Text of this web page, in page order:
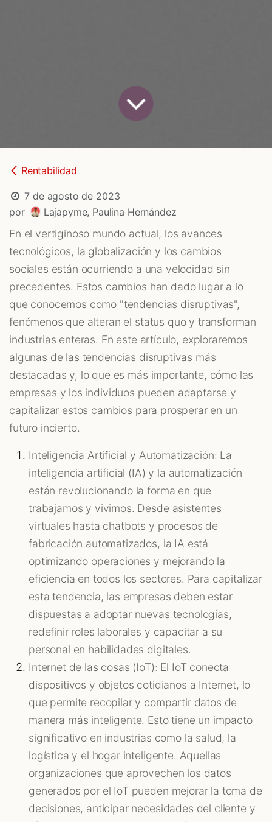
Rentabilidad
7 de agosto de 2023
por
Lajapyme, Paulina Hernández
En el vertiginoso mundo actual, los avances
tecnológicos, la globalización y los cambios
sociales están ocurriendo a una velocidad sin
precedentes. Estos cambios han dado lugar a lo
que conocemos como "tendencias disruptivas",
fenómenos que alteran el status quo y transforman
industrias enteras. En este artículo, exploraremos
algunas de las tendencias disruptivas más
destacadas y, lo que es más importante, cómo las
empresas y los individuos pueden adaptarse y
capitalizar estos cambios para prosperar en un
futuro incierto.
Inteligencia Artificial y Automatización: La
inteligencia artificial (IA) y la automatización
están revolucionando la forma en que
trabajamos y vivimos. Desde asistentes
virtuales hasta chatbots y procesos de
fabricación automatizados, la IA está
optimizando operaciones y mejorando la
eficiencia en todos los sectores. Para capitalizar
esta tendencia, las empresas deben estar
dispuestas a adoptar nuevas tecnologías,
redefinir roles laborales y capacitar a su
personal en habilidades digitales.
Internet de las cosas (IoT): El IoT conecta
dispositivos y objetos cotidianos a Internet, lo
que permite recopilar y compartir datos de
manera más inteligente. Esto tiene un impacto
significativo en industrias como la salud, la
logística y el hogar inteligente. Aquellas
organizaciones que aprovechen los datos
generados por el IoT pueden mejorar la toma de
decisiones, anticipar necesidades del cliente y